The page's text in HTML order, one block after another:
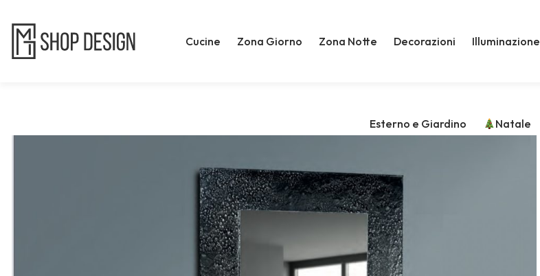
Cucine Zona Giorno Zona Notte Decorazioni Illuminazione
Esterno e Giardino Natale